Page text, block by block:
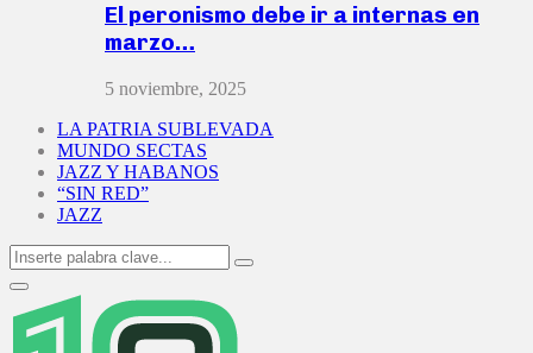
El peronismo debe ir a internas en
marzo…
5 noviembre, 2025
LA PATRIA SUBLEVADA
MUNDO SECTAS
JAZZ Y HABANOS
“SIN RED”
JAZZ
Search
for:
Search
Primary
Menu